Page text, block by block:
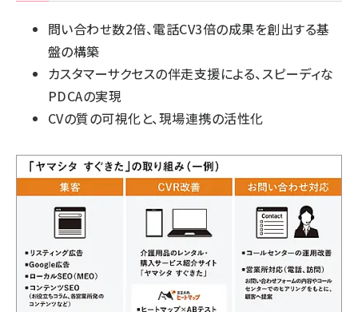
問い合わせ数2倍、電話CV3倍の成果を創出する基
盤の構築
カスタマーサクセスの伴走支援による、スピーディな
PDCAの実現
CVの質の可視化と、現場連携の活性化